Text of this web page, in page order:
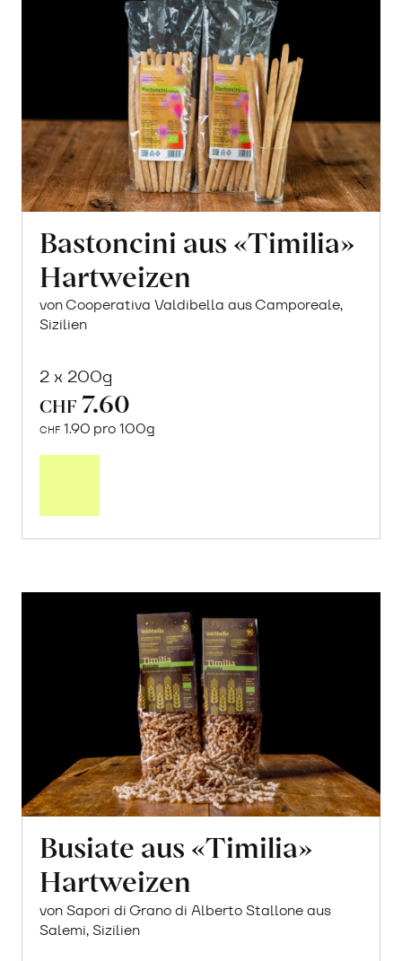
Bastoncini aus «Timilia»
Hartweizen
von Cooperativa Valdibella aus Camporeale,
Sizilien
2 x 200g
CHF 7.60
CHF 1.90 pro 100g
Busiate aus «Timilia»
Hartweizen
von Sapori di Grano di Alberto Stallone aus
Salemi, Sizilien